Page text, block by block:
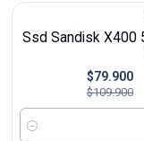
Ssd Sandisk X400
$79.900
$109.900
Cantidad